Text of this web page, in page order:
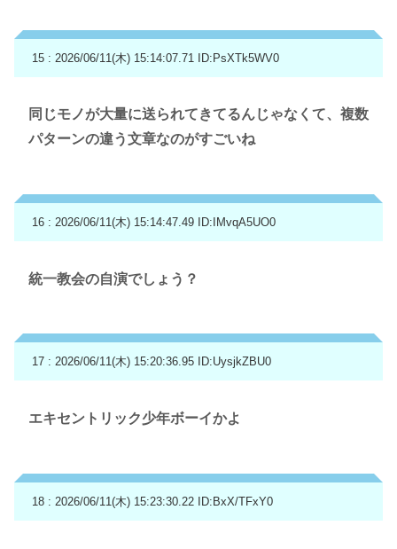
15 : 2026/06/11(木) 15:14:07.71 ID:PsXTk5WV0
同じモノが大量に送られてきてるんじゃなくて、複数
パターンの違う文章なのがすごいね
16 : 2026/06/11(木) 15:14:47.49 ID:IMvqA5UO0
統一教会の自演でしょう？
17 : 2026/06/11(木) 15:20:36.95 ID:UysjkZBU0
エキセントリック少年ボーイかよ
18 : 2026/06/11(木) 15:23:30.22 ID:BxX/TFxY0